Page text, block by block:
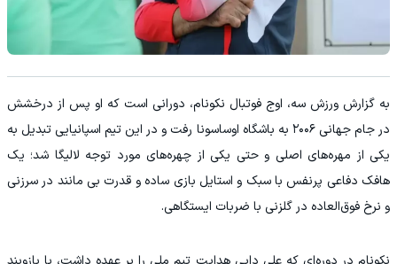
به گزارش ورزش سه، اوج فوتبال نکونام، دورانی است که او پس از درخشش
در جام جهانی ۲۰۰۶ به باشگاه اوساسونا رفت و در این تیم اسپانیایی تبدیل به
یکی از مهره‌های اصلی و حتی یکی از چهره‌های مورد توجه لالیگا شد؛ یک
هافک دفاعی پرنفس با سبک و استایل بازی ساده و قدرت بی مانند در سرزنی
و نرخ فوق‌العاده در گلزنی با ضربات ایستگاهی.